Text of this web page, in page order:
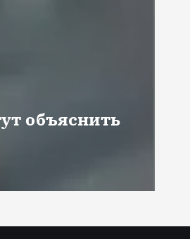
объяснить